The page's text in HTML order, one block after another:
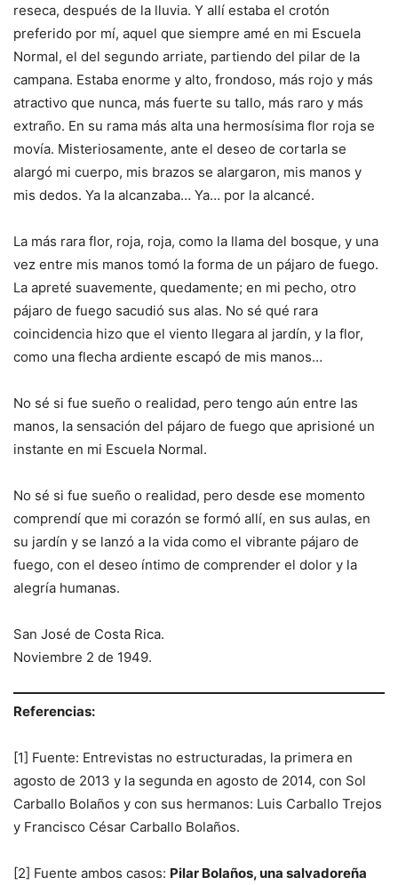
reseca, después de la lluvia. Y allí estaba el crotón
preferido por mí, aquel que siempre amé en mi Escuela
Normal, el del segundo arriate, partiendo del pilar de la
campana. Estaba enorme y alto, frondoso, más rojo y más
atractivo que nunca, más fuerte su tallo, más raro y más
extraño. En su rama más alta una hermosísima flor roja se
movía. Misteriosamente, ante el deseo de cortarla se
alargó mi cuerpo, mis brazos se alargaron, mis manos y
mis dedos. Ya la alcanzaba… Ya… por la alcancé.
La más rara flor, roja, roja, como la llama del bosque, y una
vez entre mis manos tomó la forma de un pájaro de fuego.
La apreté suavemente, quedamente; en mi pecho, otro
pájaro de fuego sacudió sus alas. No sé qué rara
coincidencia hizo que el viento llegara al jardín, y la flor,
como una flecha ardiente escapó de mis manos…
No sé si fue sueño o realidad, pero tengo aún entre las
manos, la sensación del pájaro de fuego que aprisioné un
instante en mi Escuela Normal.
No sé si fue sueño o realidad, pero desde ese momento
comprendí que mi corazón se formó allí, en sus aulas, en
su jardín y se lanzó a la vida como el vibrante pájaro de
fuego, con el deseo íntimo de comprender el dolor y la
alegría humanas.
San José de Costa Rica.
Noviembre 2 de 1949.
Referencias:
[1] Fuente: Entrevistas no estructuradas, la primera en
agosto de 2013 y la segunda en agosto de 2014, con Sol
Carballo Bolaños y con sus hermanos: Luis Carballo Trejos
y Francisco César Carballo Bolaños.
[2] Fuente ambos casos: Pilar Bolaños, una salvadoreña